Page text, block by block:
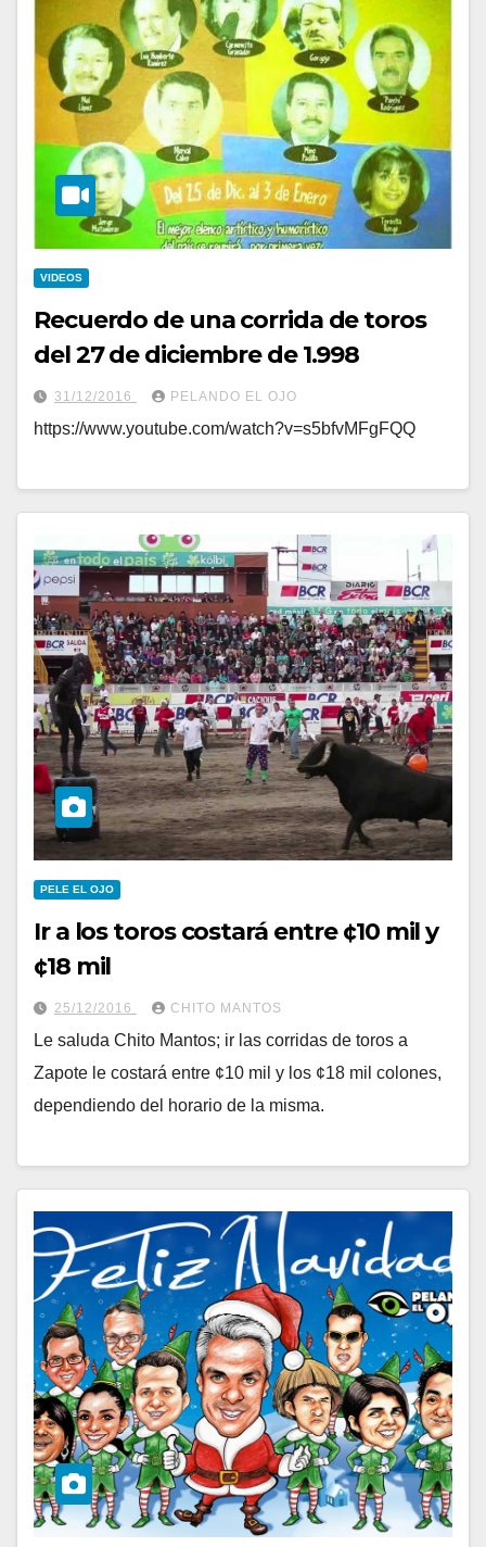
VIDEOS
Recuerdo de una corrida de toros
del 27 de diciembre de 1.998
31/12/2016 PELANDO EL OJO
https://www.youtube.com/watch?v=s5bfvMFgFQQ
PELE EL OJO
Ir a los toros costará entre ¢10 mil y
¢18 mil
25/12/2016 CHITO MANTOS
Le saluda Chito Mantos; ir las corridas de toros a
Zapote le costará entre ¢10 mil y los ¢18 mil colones,
dependiendo del horario de la misma.